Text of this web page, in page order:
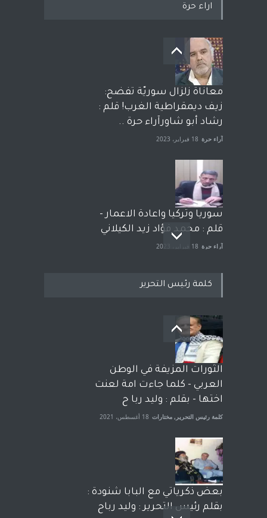
اراء حرة
معاناة زلزال سوريّة تفضح:
زيف ديمقراطية الغرب! قلم :
رشاد أبو شاورآراء حرة ..
آراء حرة 18 فبراير، 2023
سوريا وتركيا واعادة الاعمار -
قلم : محمد فؤاد زيد الكيلاني
آراء حرة 18 فبراير، 2023
بعد معارك قضائية طاحنة كتب
وترافع فيها بنفسه مرة اخرى..
الشيخ طارق يوسف يقهر
الحكومة الأمريكية ، فأعطوه
الجنسية عن يد وهم صاغرون،
آراء حرة مختارات 7 أبريل، 2023
كلمة رئيس التحرير
الثورات المزيفة في الوطن
العربي - كلما جاءت امة لعنت
اختها - بقلم : وليد ربا ح
كلمة رئيس التحرير , مختارات 18 أغسطس، 2021
بعض ذكرياتي مع البابا شنودة :
بقلم رئيس التحرير : وليد رباح